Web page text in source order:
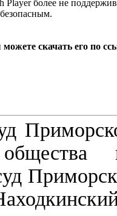
Player более не
скачать его по